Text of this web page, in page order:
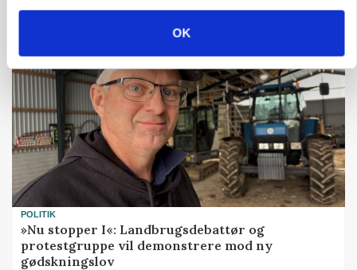
OK
POLITIK
»Nu stopper I«: Landbrugsdebattør og
protestgruppe vil demonstrere mod ny
gødskningslov